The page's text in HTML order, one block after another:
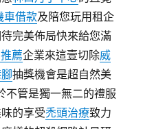
車借款及陪您玩用租企
完美佈局快來給您滿
薦企業來這壹切除威
抽獎機會是超自然美
不管是獨一無二的禮服
的享受禿頭治療致力